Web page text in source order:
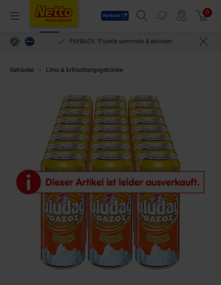
Menü
Payback
Suchfeld einblenden
Prospekte 0
PAYBACK °Punkte sammeln & einlösen
Getränke Limo & Erfrischungsgetränke